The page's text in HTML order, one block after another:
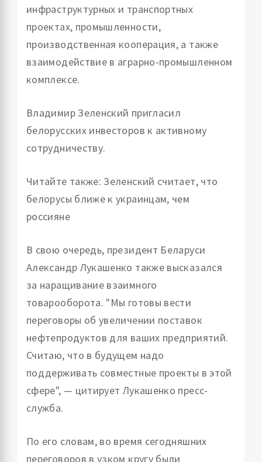
инфраструктурных и транспортных
проектах, промышленности,
производственная кооперация, а также
взаимодействие в аграрно-промышленном
комплексе.
Владимир Зеленский пригласил
белорусских инвесторов к активному
сотрудничеству.
Читайте также: Зеленский считает, что
белорусы ближе к украинцам, чем
россияне
В свою очередь, президент Беларуси
Александр Лукашенко также высказался
за наращивание взаимного
товарооборота. "Мы готовы вести
переговоры об увеличении поставок
нефтепродуктов для ваших предприятий.
Считаю, что в будущем надо
поддерживать совместные проекты в этой
сфере", — цитирует Лукашенко пресс-
служба.
По его словам, во время сегодняшних
переговоров в узком кругу были